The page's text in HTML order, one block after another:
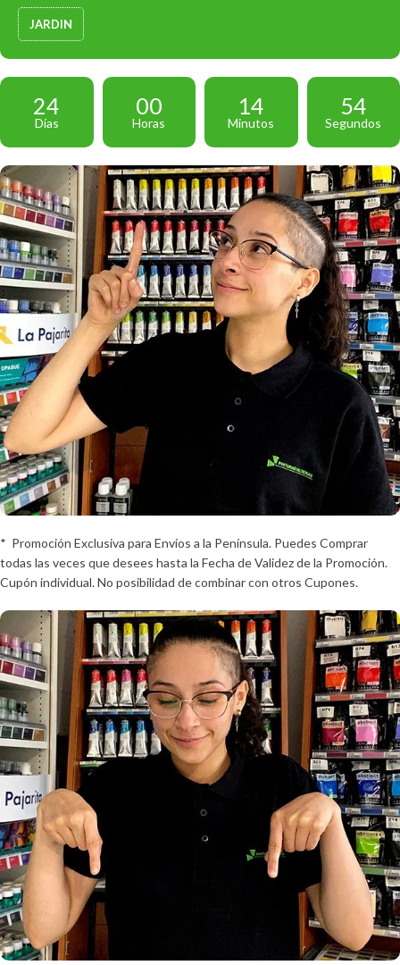
JARDIN
24
Días
00
Horas
14
Minutos
53
Segundos
* Promoción Exclusiva para Envíos a la Península. Puedes Comprar
todas las veces que desees hasta la Fecha de Validez de la Promoción.
Cupón individual. No posibilidad de combinar con otros Cupones.